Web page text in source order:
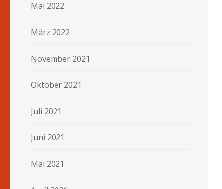
Mai 2022
März 2022
November 2021
Oktober 2021
Juli 2021
Juni 2021
Mai 2021